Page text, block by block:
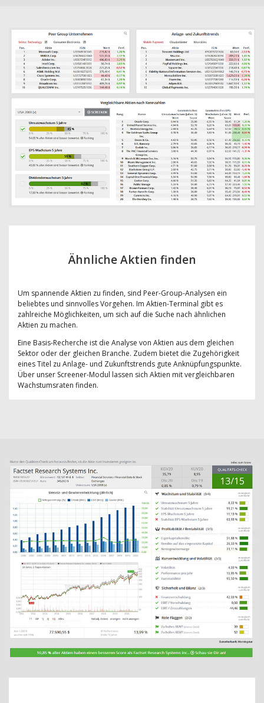
Ähnliche Aktien finden
Um spannende Aktien zu finden, sind Peer-Group-Analysen ein
beliebtes und sinnvolles Vorgehen. Im Aktien-Terminal gibt es
zahlreiche Möglichkeiten, um sich auf die Suche nach ähnlichen
Aktien zu machen.
Eine Basis-Recherche ist die Analyse von Aktien aus dem gleichen
Sektor oder der gleichen Branche. Zudem bietet die Zugehörigkeit
eines Titel zu Anlage- und Zukunftstrends gute Anknüpfungspunkte.
Über unser Screener-Modul lassen sich Aktien mit vergleichbaren
Wachstumsraten finden.